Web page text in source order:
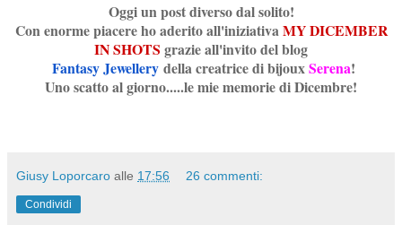
Oggi un post diverso dal solito!
Con enorme piacere ho aderito all'iniziativaMY DICEMBER
IN SHOTS grazie all'invito del blog
Fantasy Jewellerydella creatrice di bijouxSerena!
Uno scatto al giorno.....le mie memorie di Dicembre!
Giusy Loporcaro alle 17:56 26 commenti:
Condividi